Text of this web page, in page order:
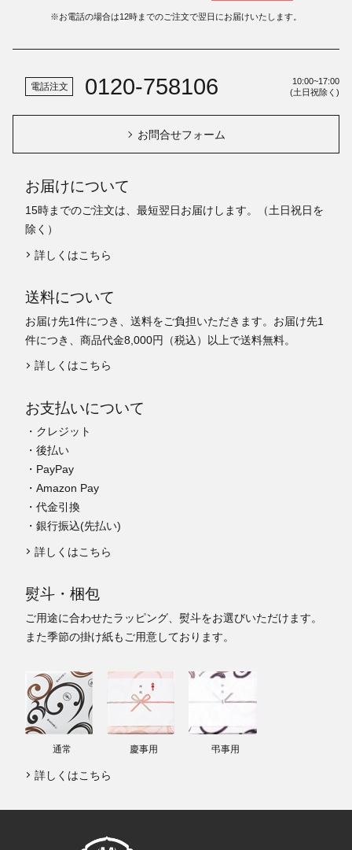
※お電話の場合は12時までのご注文で翌日にお届けいたします。
電話注文 0120-758106
10:00~17:00
(土日祝除く)
お問合せフォーム
お届けについて
15時までのご注文は、最短翌日お届けします。（土日祝日を
除く）
詳しくはこちら
送料について
お届け先1件につき、送料をご負担いただきます。お届け先1
件につき、商品代金8,000円（税込）以上で送料無料。
詳しくはこちら
お支払いについて
・クレジット
・後払い
・PayPay
・Amazon Pay
・代金引換
・銀行振込(先払い)
詳しくはこちら
熨斗・梱包
ご用途に合わせたラッピング、熨斗をお選びいただけます。
また季節の掛け紙もご用意しております。
通常 慶事用 弔事用
詳しくはこちら